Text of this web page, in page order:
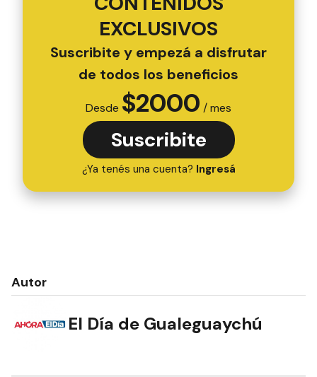
EXCLUSIVOS
Suscribite y empezá a disfrutar
de todos los beneficios
Desde $2000 / mes
Suscribite
¿Ya tenés una cuenta? Ingresá
Autor
El Día de Gualeguaychú